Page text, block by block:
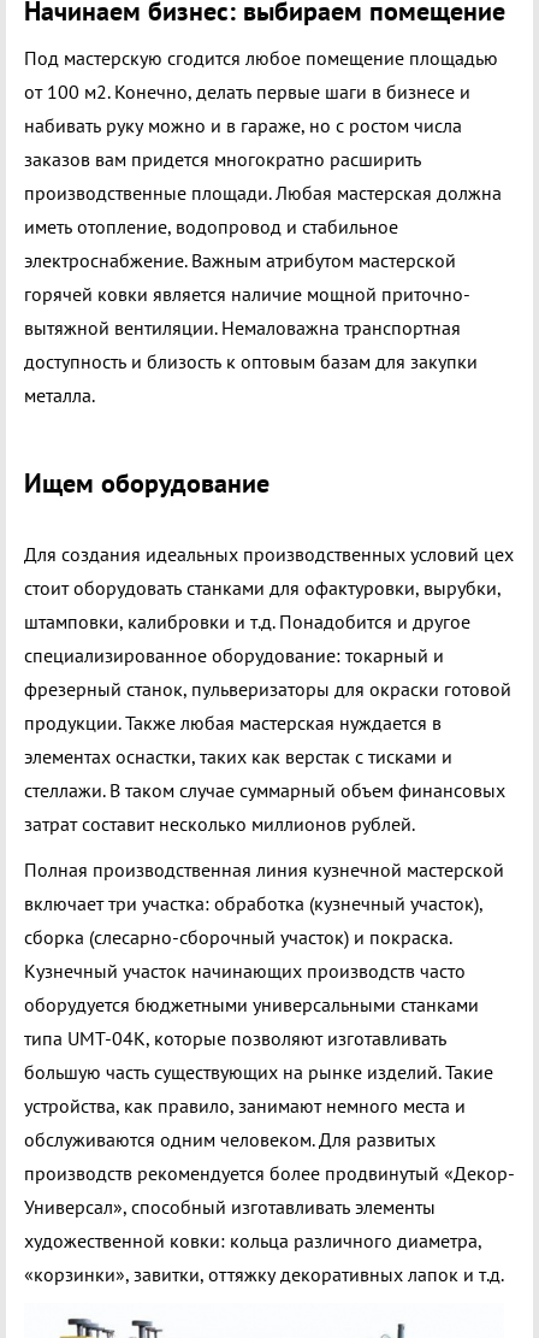
Начинаем бизнес: выбираем помещение
Под мастерскую сгодится любое помещение площадью
от 100 м2. Конечно, делать первые шаги в бизнесе и
набивать руку можно и в гараже, но с ростом числа
заказов вам придется многократно расширить
производственные площади. Любая мастерская должна
иметь отопление, водопровод и стабильное
электроснабжение. Важным атрибутом мастерской
горячей ковки является наличие мощной приточно-
вытяжной вентиляции. Немаловажна транспортная
доступность и близость к оптовым базам для закупки
металла.
Ищем оборудование
Для создания идеальных производственных условий цех
стоит оборудовать станками для офактуровки, вырубки,
штамповки, калибровки и т.д. Понадобится и другое
специализированное оборудование: токарный и
фрезерный станок, пульверизаторы для окраски готовой
продукции. Также любая мастерская нуждается в
элементах оснастки, таких как верстак с тисками и
стеллажи. В таком случае суммарный объем финансовых
затрат составит несколько миллионов рублей.
Полная производственная линия кузнечной мастерской
включает три участка: обработка (кузнечный участок),
сборка (слесарно-сборочный участок) и покраска.
Кузнечный участок начинающих производств часто
оборудуется бюджетными универсальными станками
типа UMT-04K, которые позволяют изготавливать
большую часть существующих на рынке изделий. Такие
устройства, как правило, занимают немного места и
обслуживаются одним человеком. Для развитых
производств рекомендуется более продвинутый «Декор-
Универсал», способный изготавливать элементы
художественной ковки: кольца различного диаметра,
«корзинки», завитки, оттяжку декоративных лапок и т.д.